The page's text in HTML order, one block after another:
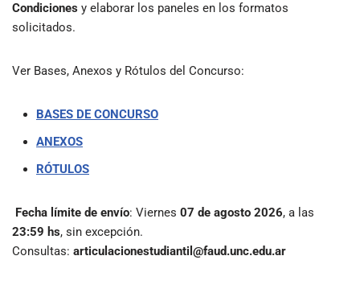
Condiciones y elaborar los paneles en los formatos
solicitados.
Ver Bases, Anexos y Rótulos del Concurso:
BASES DE CONCURSO
ANEXOS
RÓTULOS
Fecha límite de envío: Viernes 07 de agosto 2026, a las
23:59 hs, sin excepción.
Consultas: articulacionestudiantil@faud.unc.edu.ar